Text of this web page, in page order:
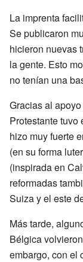
La imprenta
Se publicaron
hicieron nuevas
la gente. Esto
no tenían una
Gracias al
Protestante tuvo
hizo muy fuerte
(en su forma
(inspirada en
reformadas
Suiza y el este
Más tarde,
Bélgica
embargo, con el